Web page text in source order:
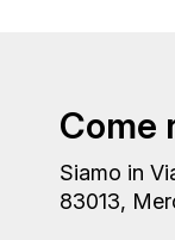
Come
Siamo in
83013,